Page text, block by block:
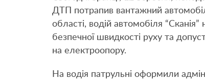
ДТП потрапив вантажний
області, водій автомобіля
безпечної швидкості руху та
на електроопору.
На водія патрульні оформили